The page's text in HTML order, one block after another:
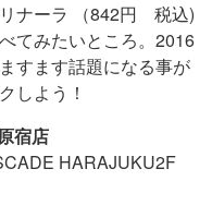
ナーラ （842円 税込)
てみたいところ。2016
すます話題になる事が
しよう！
宿店
HARAJUKU2F